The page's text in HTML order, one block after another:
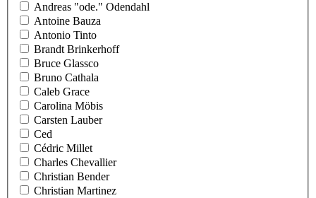
Andreas "ode." Odendahl
Antoine Bauza
Antonio Tinto
Brandt Brinkerhoff
Bruce Glassco
Bruno Cathala
Caleb Grace
Carolina Möbis
Carsten Lauber
Ced
Cédric Millet
Charles Chevallier
Christian Bender
Christian Martinez